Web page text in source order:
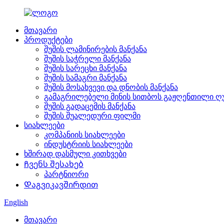
მთავარი
პროდუქტები
შუშის ლამინირების მანქანა
შუშის საჭრელი მანქანა
შუშის სარეცხი მანქანა
შუშის სამაგრი მანქანა
შუშის მოსახვევი და დნობის მანქანა
გამაგრილებელი მინის სითბოს გაჟღენთილი
შუშის გადაცემის მანქანა
შუშის შუალედური ფილმი
სიახლეები
კომპანიის სიახლეები
ინდუსტრიის სიახლეები
ხშირად დასმული კითხვები
Ჩვენს შესახებ
პარტნიორი
Დაგვიკავშირდით
English
მთავარი